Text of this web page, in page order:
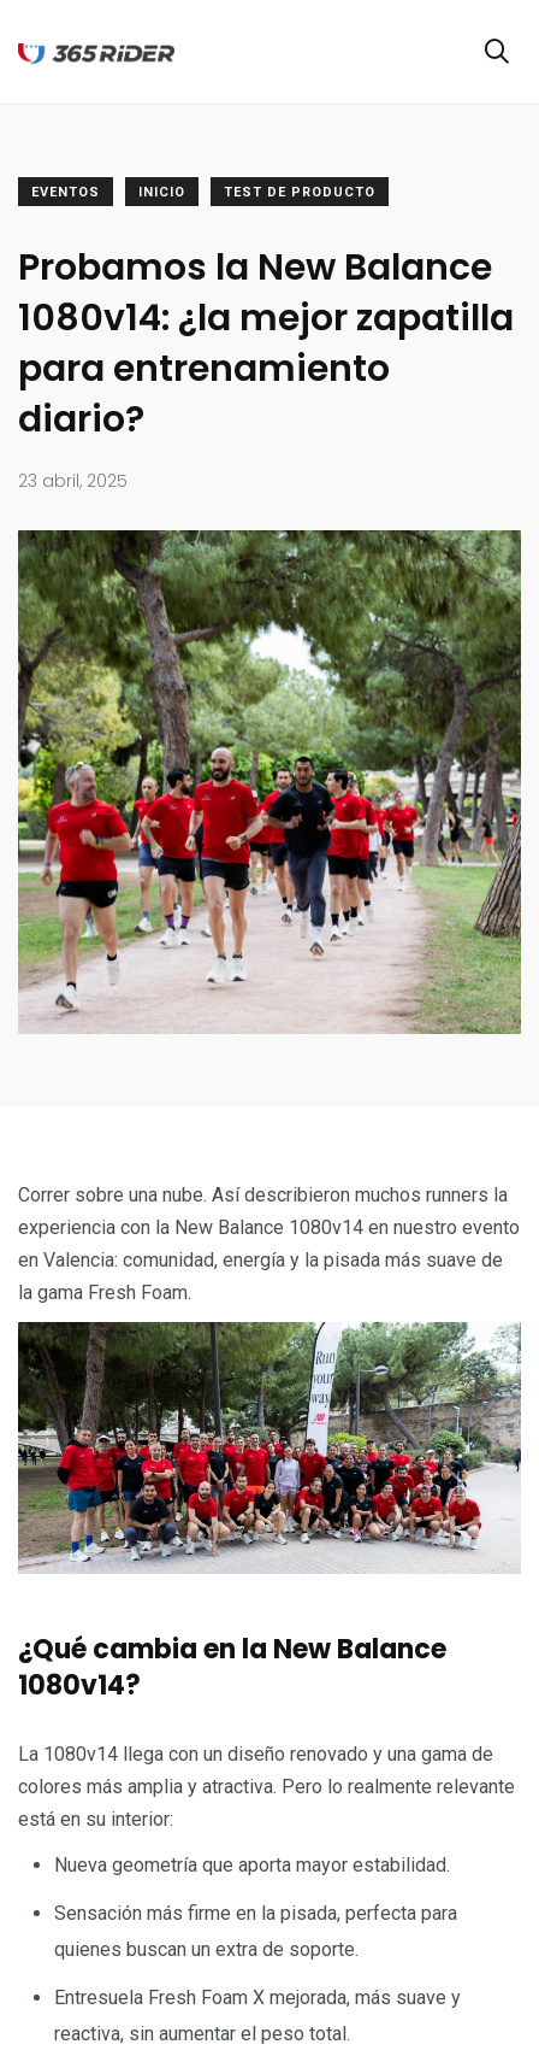
EVENTOS INICIO TEST DE PRODUCTO
Probamos la New Balance
1080v14: ¿la mejor zapatilla
para entrenamiento
diario?
23 abril, 2025
Correr sobre una nube. Así describieron muchos runners la
experiencia con la New Balance 1080v14 en nuestro evento
en Valencia: comunidad, energía y la pisada más suave de
la gama Fresh Foam.
¿Qué cambia en la New Balance
1080v14?
La 1080v14 llega con un diseño renovado y una gama de
colores más amplia y atractiva. Pero lo realmente relevante
está en su interior:
Nueva geometría que aporta mayor estabilidad.
Sensación más firme en la pisada, perfecta para
quienes buscan un extra de soporte.
Entresuela Fresh Foam X mejorada, más suave y
reactiva, sin aumentar el peso total.